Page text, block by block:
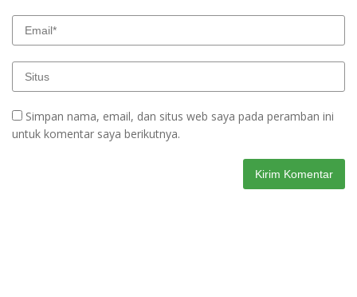
Simpan nama, email, dan situs web saya pada peramban ini
untuk komentar saya berikutnya.